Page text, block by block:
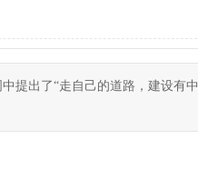
提出了“走自己的道路，建设有中